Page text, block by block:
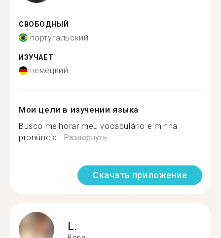
СВОБОДНЫЙ
португальский
ИЗУЧАЕТ
немецкий
Мои цели в изучении языка
Busco melhorar meu vocabulário e minha
pronúncia...Развернуть
Скачать приложение
L.